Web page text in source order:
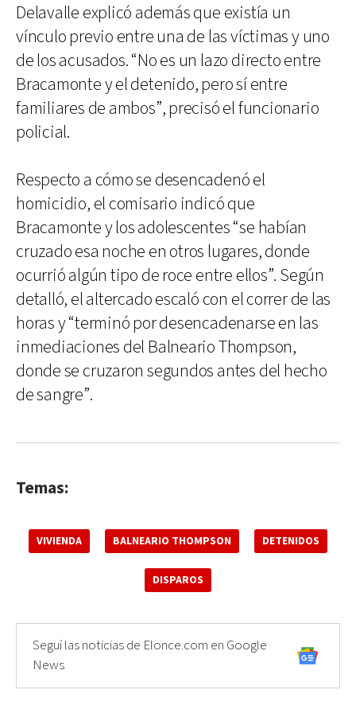
Delavalle explicó además que existía un
vínculo previo entre una de las víctimas y uno
de los acusados. “No es un lazo directo entre
Bracamonte y el detenido, pero sí entre
familiares de ambos”, precisó el funcionario
policial.
Respecto a cómo se desencadenó el
homicidio, el comisario indicó que
Bracamonte y los adolescentes “se habían
cruzado esa noche en otros lugares, donde
ocurrió algún tipo de roce entre ellos”. Según
detalló, el altercado escaló con el correr de las
horas y “terminó por desencadenarse en las
inmediaciones del Balneario Thompson,
donde se cruzaron segundos antes del hecho
de sangre”.
Temas:
VIVIENDA BALNEARIO THOMPSON DETENIDOS
DISPAROS
Seguí las noticias de Elonce.com en Google
News